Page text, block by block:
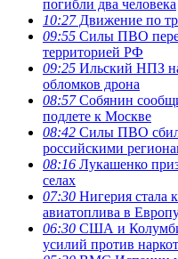
погибли два человека
10:27Движение по
09:55 Силы ПВО
территорией РФ
09:25 Ильский НПЗ
обломков дрона
08:57Собянин
подлете к Москве
08:42 Силы ПВО
российскими
08:16 Лукашенко
селах
07:30 Нигерия стала
авиатоплива в
06:30 США и
усилий против